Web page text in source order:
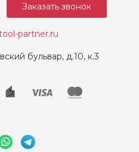
partner.ru
бульвар, д.10, к.3
Заказать звонок